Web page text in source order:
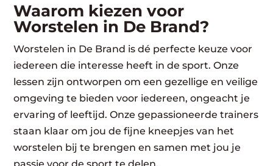
Waarom kiezen voor
Worstelen in De Brand?
Worstelen in De Brand is dé perfecte keuze voor
iedereen die interesse heeft in de sport. Onze
lessen zijn ontworpen om een gezellige en veilige
omgeving te bieden voor iedereen, ongeacht je
ervaring of leeftijd. Onze gepassioneerde trainers
staan klaar om jou de fijne kneepjes van het
worstelen bij te brengen en samen met jou je
passie voor de sport te delen.